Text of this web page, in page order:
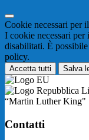
Cookie necessari per
I cookie necessari per
disabilitati. È
policy.
Accetta tutti Salva
“Martin Luther King"
Contatti